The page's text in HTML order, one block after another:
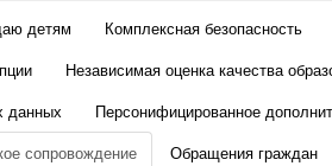
детям Комплексная безопасность
Независимая оценка качества
данных
Персонифицированное
сопровождение
Обращения граждан